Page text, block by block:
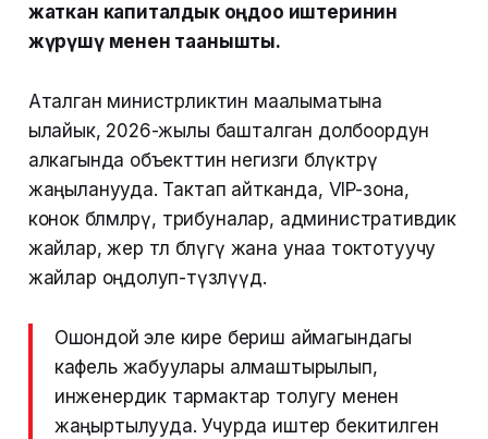
жаткан капиталдык оңдоо иштеринин
жүрүшү менен таанышты.
Аталган министрликтин маалыматына
ылайык, 2026-жылы башталган долбоордун
алкагында объекттин негизги бөлүктөрү
жаңыланууда. Тактап айтканда, VIP-зона,
конок бөлмөлөрү, трибуналар, административдик
жайлар, жер төлө бөлүгү жана унаа токтотуучу
жайлар оңдолуп-түзөлүүдө.
Ошондой эле кире бериш аймагындагы
кафель жабуулары алмаштырылып,
инженердик тармактар толугу менен
жаңыртылууда. Учурда иштер бекитилген